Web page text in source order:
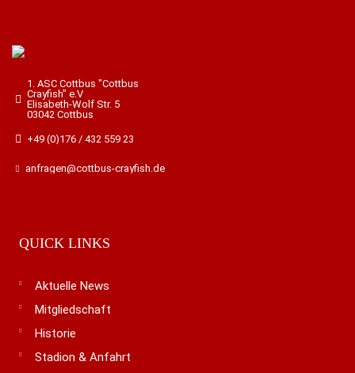
1. ASC Cottbus "Cottbus
Crayfish" e.V
Elisabeth-Wolf Str. 5
03042 Cottbus
+49 (0)176 / 432 559 23
anfragen@cottbus-crayfish.de
QUICK LINKS
Aktuelle News
Mitgliedschaft
Historie
Stadion & Anfahrt